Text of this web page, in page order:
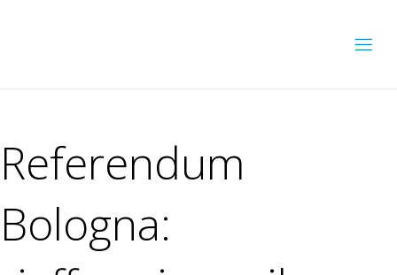
Referendum
Bologna: